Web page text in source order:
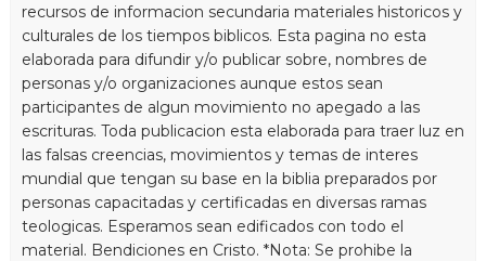
recursos de informacion secundaria materiales historicos y
culturales de los tiempos biblicos. Esta pagina no esta
elaborada para difundir y/o publicar sobre, nombres de
personas y/o organizaciones aunque estos sean
participantes de algun movimiento no apegado a las
escrituras. Toda publicacion esta elaborada para traer luz en
las falsas creencias, movimientos y temas de interes
mundial que tengan su base en la biblia preparados por
personas capacitadas y certificadas en diversas ramas
teologicas. Esperamos sean edificados con todo el
material. Bendiciones en Cristo. *Nota: Se prohibe la